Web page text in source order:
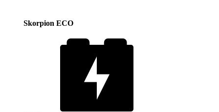
Skorpion ECO